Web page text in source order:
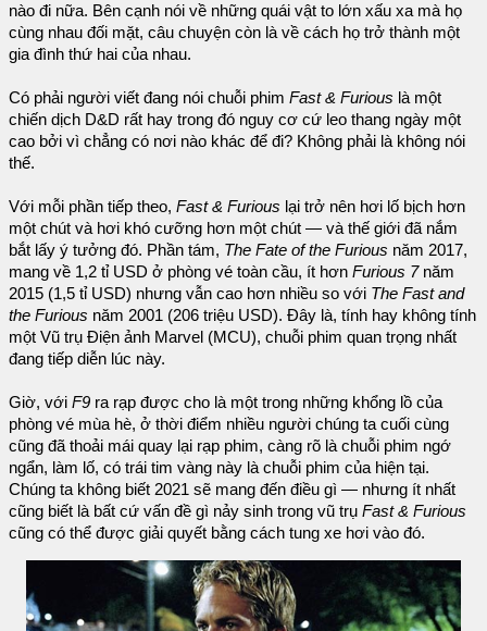
nào đi nữa. Bên cạnh nói về những quái vật to lớn xấu xa mà họ
cùng nhau đối mặt, câu chuyện còn là về cách họ trở thành một
gia đình thứ hai của nhau.
Có phải người viết đang nói chuỗi phim Fast & Furious là một
chiến dịch D&D rất hay trong đó nguy cơ cứ leo thang ngày một
cao bởi vì chẳng có nơi nào khác để đi? Không phải là không nói
thế.
Với mỗi phần tiếp theo, Fast & Furious lại trở nên hơi lố bịch hơn
một chút và hơi khó cưỡng hơn một chút — và thế giới đã nắm
bắt lấy ý tưởng đó. Phần tám, The Fate of the Furious năm 2017,
mang về 1,2 tỉ USD ở phòng vé toàn cầu, ít hơn Furious 7năm
2015 (1,5 tỉ USD) nhưng vẫn cao hơn nhiều so với The Fast and
the Furious năm 2001 (206 triệu USD). Đây là, tính hay không tính
một Vũ trụ Điện ảnh Marvel (MCU), chuỗi phim quan trọng nhất
đang tiếp diễn lúc này.
Giờ, với F9 ra rạp được cho là một trong những khổng lồ của
phòng vé mùa hè, ở thời điểm nhiều người chúng ta cuối cùng
cũng đã thoải mái quay lại rạp phim, càng rõ là chuỗi phim ngớ
ngẩn, làm lố, có trái tim vàng này là chuỗi phim của hiện tại.
Chúng ta không biết 2021 sẽ mang đến điều gì — nhưng ít nhất
cũng biết là bất cứ vấn đề gì nảy sinh trong vũ trụ Fast & Furious
cũng có thể được giải quyết bằng cách tung xe hơi vào đó.